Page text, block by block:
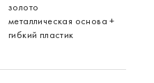
золото
металлическая основа +
гибкий пластик